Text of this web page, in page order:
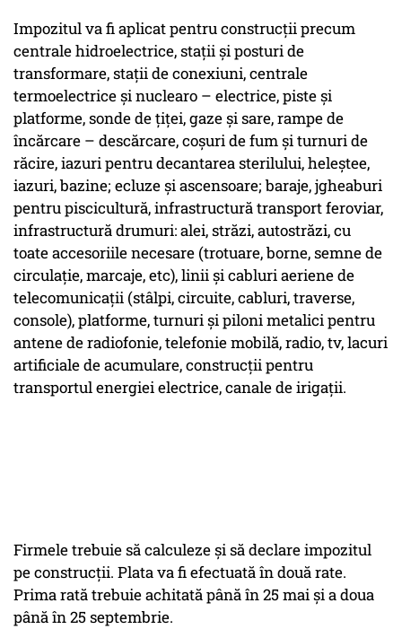
Impozitul va fi aplicat pentru construcţii precum
centrale hidroelectrice, staţii şi posturi de
transformare, staţii de conexiuni, centrale
termoelectrice şi nuclearo – electrice, piste şi
platforme, sonde de ţiţei, gaze şi sare, rampe de
încărcare – descărcare, coşuri de fum şi turnuri de
răcire, iazuri pentru decantarea sterilului, heleştee,
iazuri, bazine; ecluze şi ascensoare; baraje, jgheaburi
pentru piscicultură, infrastructură transport feroviar,
infrastructură drumuri: alei, străzi, autostrăzi, cu
toate accesoriile necesare (trotuare, borne, semne de
circulaţie, marcaje, etc), linii şi cabluri aeriene de
telecomunicaţii (stâlpi, circuite, cabluri, traverse,
console), platforme, turnuri şi piloni metalici pentru
antene de radiofonie, telefonie mobilă, radio, tv, lacuri
artificiale de acumulare, construcţii pentru
transportul energiei electrice, canale de irigaţii.
Firmele trebuie să calculeze și să declare impozitul
pe construcții. Plata va fi efectuată în două rate.
Prima rată trebuie achitată până în 25 mai și a doua
până în 25 septembrie.